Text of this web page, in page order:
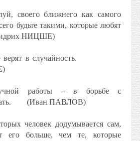
своего ближнего как самого
будьте такими, которые любят
НИЦШЕ)
в случайность.
работы – в борьбе с
(Иван ПАВЛОВ)
человек додумывается сам,
его больше, чем те, которые